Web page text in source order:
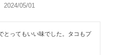
2024/05/01
とってもいい味でした。タコもプ